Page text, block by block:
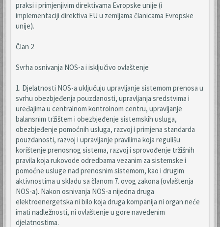
praksi i primjenjivim direktivama Evropske unije (i
implementaciji direktiva EU u zemljama članicama Evropske
unije).
Član 2
Svrha osnivanja NOS-a i isključivo ovlaštenje
1. Djelatnosti NOS-a uključuju upravljanje sistemom prenosa u
svrhu obezbjeđenja pouzdanosti, upravljanja sredstvima i
uređajima u centralnom kontrolnom centru, upravljanje
balansnim tržištem i obezbjeđenje sistemskih usluga,
obezbjeđenje pomoćnih usluga, razvoj i primjena standarda
pouzdanosti, razvoj i upravljanje pravilima koja regulišu
korištenje prenosnog sistema, razvoj i sprovođenje tržišnih
pravila koja rukovode odredbama vezanim za sistemske i
pomoćne usluge nad prenosnim sistemom, kao i drugim
aktivnostima u skladu sa članom 7. ovog zakona (ovlaštenja
NOS-a). Nakon osnivanja NOS-a nijedna druga
elektroenergetska ni bilo koja druga kompanija ni organ neće
imati nadležnosti, ni ovlaštenje u gore navedenim
djelatnostima.